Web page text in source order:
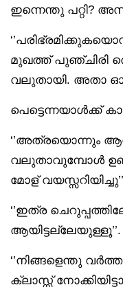
ഇന്നെന്തു പറ്റി?
മുഖത്ത് പുഞ്ചിരി
വലുതായി. അതാ
പെട്ടെന്നയാൾക്ക്
‘’അത്രയൊന്നും
വലുതാവുമ്പോൾ
മോള്
‘’ഇത്ര
ആയിട്ടല്ലേയുള്ളൂ’’.
‘’നിങ്ങളെന്തു
ക്ലാസ്സ്